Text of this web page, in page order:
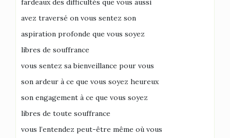
fardeaux des difficultés que vous aussi
avez traversé on vous sentez son
aspiration profonde que vous soyez
libres de souffrance
vous sentez sa bienveillance pour vous
son ardeur à ce que vous soyez heureux
son engagement à ce que vous soyez
libres de toute souffrance
vous l’entendez peut-être même où vous